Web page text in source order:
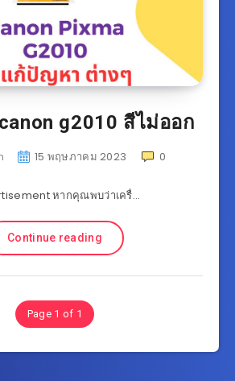
g2010 สีไม่ออก
15 พฤษภาคม 2023 0
หากคุณพบว่าเครื่…
Continue reading
Page 1 of 1